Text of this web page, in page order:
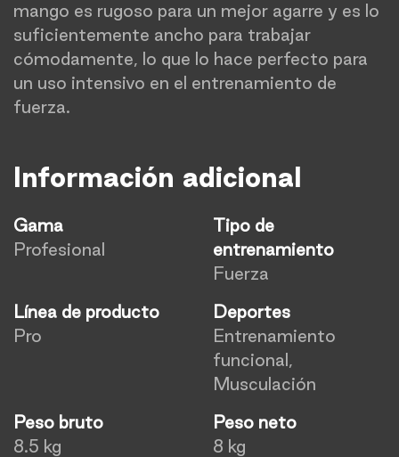
mango es rugoso para un mejor agarre y es lo
suficientemente ancho para trabajar
cómodamente, lo que lo hace perfecto para
un uso intensivo en el entrenamiento de
fuerza.
Información adicional
Gama
Profesional
Tipo de
entrenamiento
Fuerza
Línea de producto
Pro
Deportes
Entrenamiento
funcional,
Musculación
Peso bruto
8.5 kg
Peso neto
8 kg